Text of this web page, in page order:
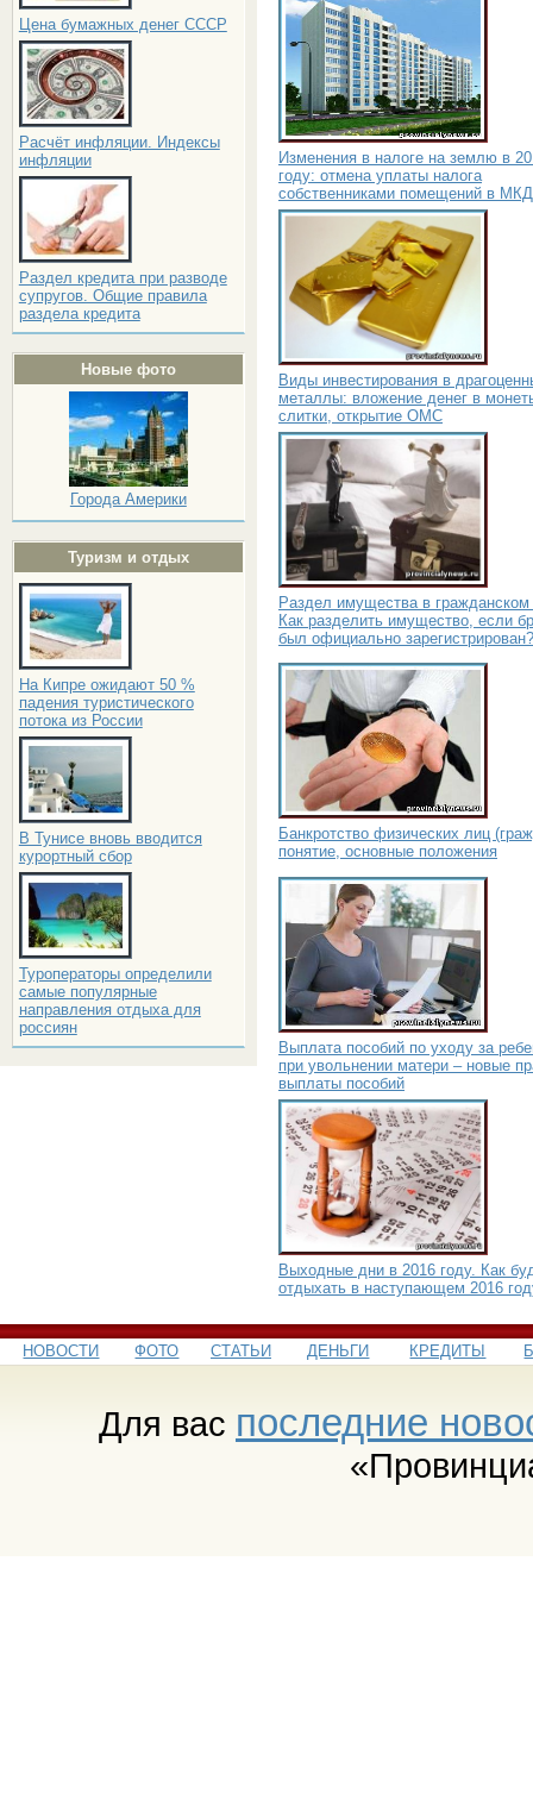
Цена бумажных денег СССР
Расчёт инфляции. Индексы
инфляции
Раздел кредита при разводе
супругов. Общие правила
раздела кредита
Новые фото
Города Америки
Туризм и отдых
На Кипре ожидают 50 %
падения туристического
потока из России
В Тунисе вновь вводится
курортный сбор
Туроператоры определили
самые популярные
направления отдыха для
россиян
Изменения в налоге на землю в
году: отмена уплаты налога
собственниками помещений в МКД
Виды инвестирования в
металлы: вложение денег в
слитки, открытие ОМС
Раздел имущества в гражданском
Как разделить имущество, если
был официально зарегистрирован?
Банкротство физических лиц
понятие, основные положения
Выплата пособий по уходу за
при увольнении матери – новые
выплаты пособий
Выходные дни в 2016 году. Как
отдыхать в наступающем 2016
НОВОСТИ ФОТО СТАТЬИ ДЕНЬГИ КРЕДИТЫ
Для вас последние